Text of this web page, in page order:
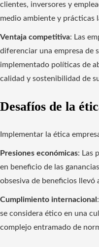
clientes, inversores y
medio ambiente y prácticas
Ventaja competitiva: Las
diferenciar una empresa de
implementado políticas de
calidad y sostenibilidad de
Desafíos de la
Implementar la ética
Presiones económicas: Las
en beneficio de las
obsesiva de beneficios llevó
Cumplimiento internacional
se considera ético en una
complejo entramado de